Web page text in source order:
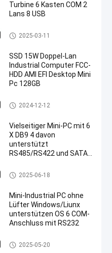
Turbine 6 Kasten COM 2
Lans 8 USB
Industrieller Mini-PC
2025-03-11
SSD 15W Doppel-Lan
Industrial Computer FCC-
HDD AMI EFI Desktop Mini
Pc 128GB
Industrieller Mini-PC
2024-12-12
Vielseitiger Mini-PC mit 6
X DB9 4 davon
unterstützt
RS485/RS422 und SATA-
Industrieller Mini-PC
2025-06-18
Mini-Industrial PC ohne
Lüfter Windows/Liunx
unterstützen OS 6 COM-
Anschluss mit RS232
Industrieller Mini-PC
2025-05-20